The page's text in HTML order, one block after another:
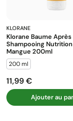
KLORANE
Klorane Baume Après
Shampooing Nutrition
Mangue 200ml
200 ml
Prix
11,99 €
Ajouter au